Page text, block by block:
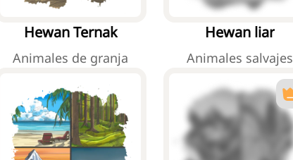
Hewan Ternak
Animales de granja
Hewan liar
Animales salvajes